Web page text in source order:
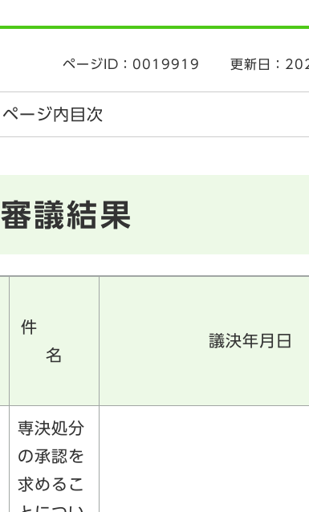
ページID：0019919 更新日：
ページ内目次
審議結果
件
名
議決年月日
専決処分
の承認を
求めるこ